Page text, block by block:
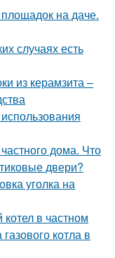
на даче.
случаях есть
из керамзита –
дома. Что
двери?
уголка на
в частном
котла в